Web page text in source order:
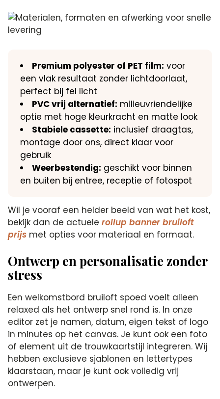
Premium polyester of PET film: voor
een vlak resultaat zonder lichtdoorlaat,
perfect bij fel licht
PVC vrij alternatief: milieuvriendelijke
optie met hoge kleurkracht en matte look
Stabiele cassette: inclusief draagtas,
montage door ons, direct klaar voor
gebruik
Weerbestendig: geschikt voor binnen
en buiten bij entree, receptie of fotospot
Wil je vooraf een helder beeld van wat het kost,
bekijk dan de actuelerollup banner bruiloft
prijs met opties voor materiaal en formaat.
Ontwerp en personalisatie zonder
stress
Een welkomstbord bruiloft spoed voelt alleen
relaxed als het ontwerp snel rond is. In onze
editor zet je namen, datum, eigen tekst of logo
in minutes op het canvas. Je kunt ook een foto
of element uit de trouwkaartstijl integreren. Wij
hebben exclusieve sjablonen en lettertypes
klaarstaan, maar je kunt ook volledig vrij
ontwerpen.